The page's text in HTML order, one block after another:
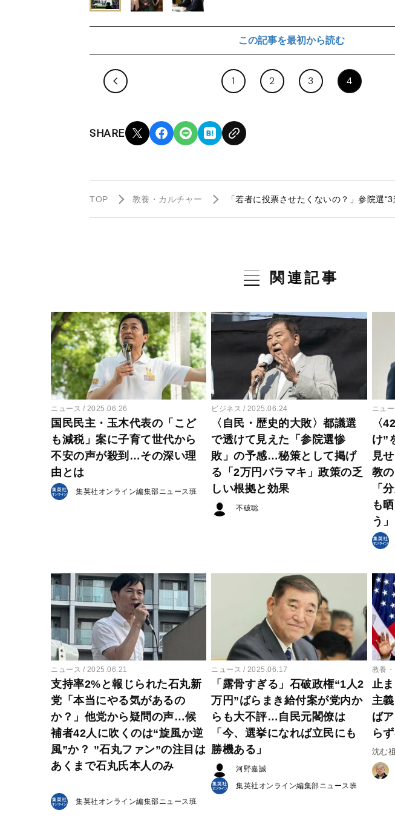
この記事を最初から読む
1 2 3 4
SHARE
TOP 教養・カルチャー 「若者に投票させたくないの？」参院選
関連記事
ニュース 2025.06.26
国民民主・玉木代表の「こど
も減税」案に子育て世代から
不安の声が殺到…その深い理
由とは
集英社オンライン編集部ニュース班
ビジネス 2025.06.24
〈自民・歴史的大敗〉都議選
で透けて見えた「参院選惨
敗」の予感…秘策として掲げ
る「2万円バラマキ」政策の乏
しい根拠と効果
不破聡
ニュー
〈
け”
見
教
「
も
う」
ニュース 2025.06.21
支持率2%と報じられた石丸新
党「本当にやる気があるの
か？」他党から疑問の声…候
補者42人に吹くのは“旋風か逆
風”か？ ”石丸ファン”の注目は
あくまで石丸氏本人のみ
集英社オンライン編集部ニュース班
ニュース 2025.06.17
「露骨すぎる」石破政権“1人2
万円”ばらまき給付案が党内か
らも大不評…自民元閣僚は
「今、選挙になれば立民にも
勝機ある」
河野嘉誠
集英社オンライン編集部ニュース班
教養
止
主
ば
ら
沈む